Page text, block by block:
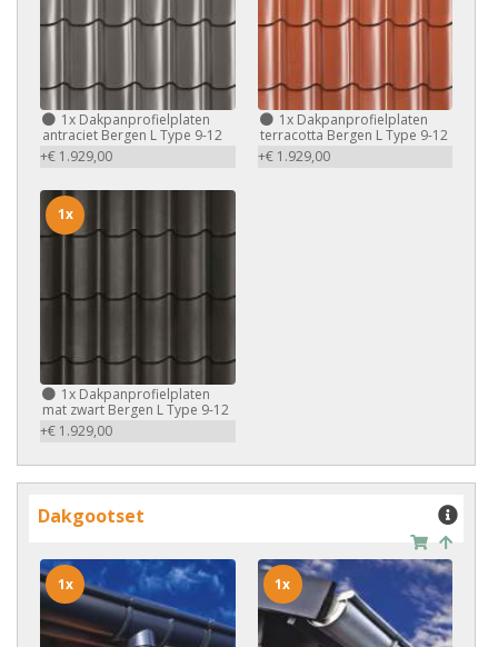
1x Dakpanprofielplaten
antraciet Bergen L Type 9-12
+€ 1.929,00
1xDakpanprofielplaten
terracotta Bergen L Type 9-12
+€ 1.929,00
1x Dakpanprofielplaten
mat zwart Bergen L Type 9-12
+€ 1.929,00
1x
Dakgootset
1x 1x